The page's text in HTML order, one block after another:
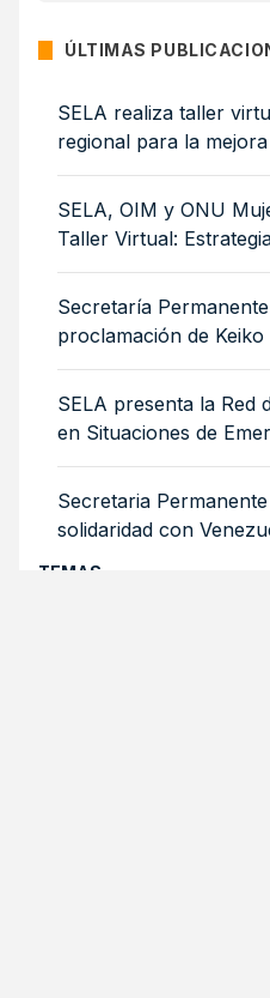
ÚLTIMAS
SELA realiza taller
regional para la
medidas sanitarias y
sostenibilidad ambiental
SELA, OIM y ONU
Taller Virtual:
integración de
Secretaría
proclamación de
Presidenta de Perú
SELA presenta la Red
en Situaciones de
Secretaria
solidaridad con
TEMAS